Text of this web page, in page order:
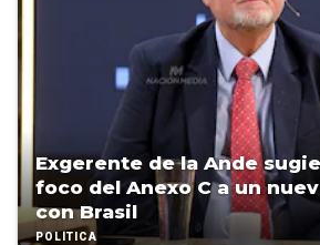
Exgerente de la Ande
foco del Anexo C a un
con Brasil
POLÍTICA